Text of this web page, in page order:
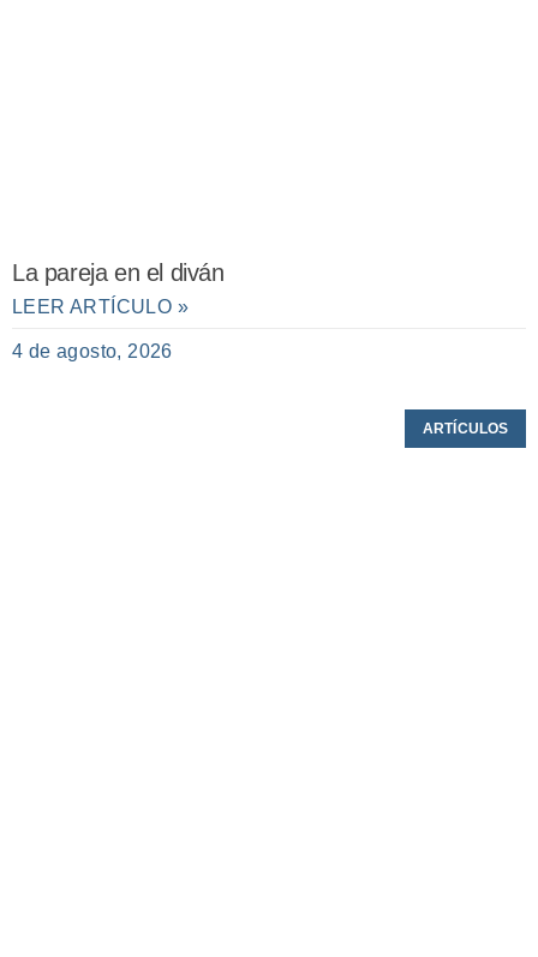
La pareja en el diván
LEER ARTÍCULO »
4 de agosto, 2026
ARTÍCULOS